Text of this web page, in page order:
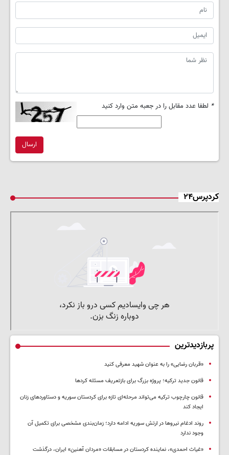
* لطفا عدد مقابل را در جعبه متن وارد کنید
ارسال
کردپرس۲۴
پربازدیدترین
«قربان رضایی» را به عنوان شهید معرفی کنید
قانون جدید ترکیه؛ پروژه بزرگ‌ برای بازتعریف مسئله کردها
قانون چارچوب ترکیه می‌تواند مرحله‌ای تازه برای کردستان سوریه و دستاوردهای زنان
ایجاد کند
روند ادغام نیروها در ارتش سوریه ادامه دارد؛ زمان‌بندی مشخصی برای تکمیل آن
وجود ندارد
«غیاث احمدی»، نماینده کردستان در مسابقات «مردان آهنین» ایران، درگذشت